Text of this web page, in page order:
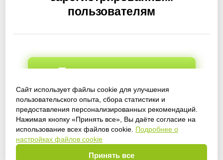
Сайт использует файлы cookie для улучшения
пользовательского опыта, сбора статистики и
предоставления персонализированных рекомендаций.
Нажимая кнопку «Принять все», Вы даёте согласие на
использование всех файлов cookie. Подробнее о
настройках файлов cookie
Принять все
пользователям
Получить доступ
Войти